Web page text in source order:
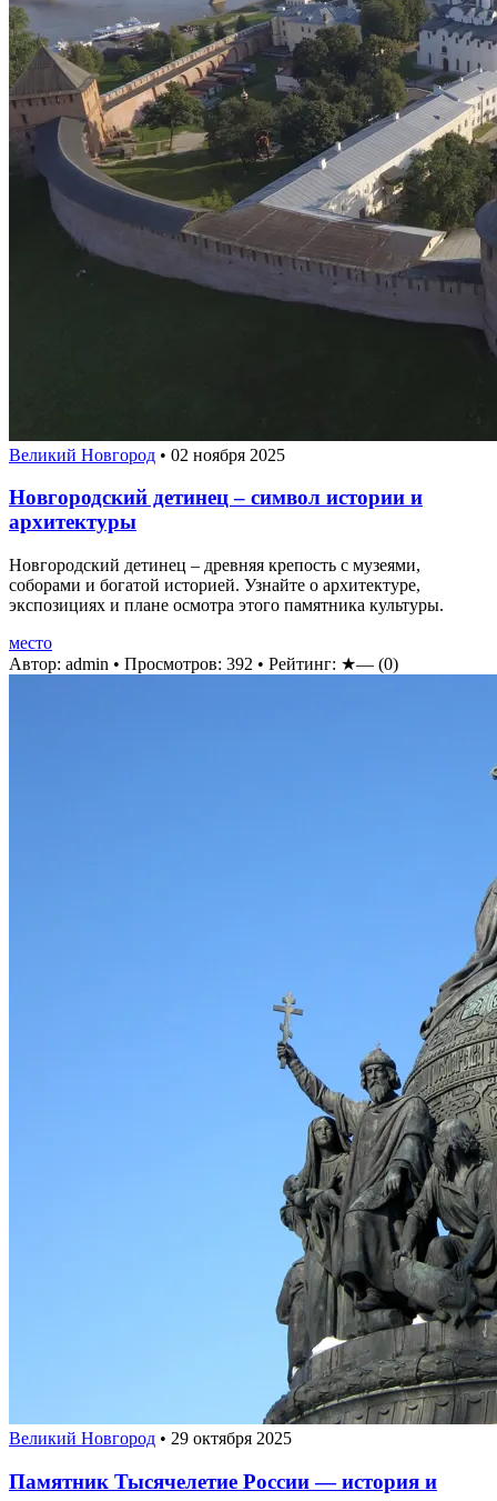
Великий Новгород • 02 ноября 2025
Новгородский детинец – символ истории и
архитектуры
Новгородский детинец – древняя крепость с музеями,
соборами и богатой историей. Узнайте о архитектуре,
экспозициях и плане осмотра этого памятника культуры.
место
Автор: admin • Просмотров: 392 • Рейтинг: ★— (0)
Великий Новгород • 29 октября 2025
Памятник Тысячелетие России — история и